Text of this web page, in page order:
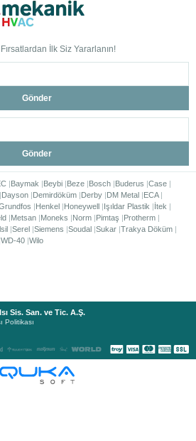
İlk Siz Yararlanın!
Gönder
Gönder
Baymak Beybi Beze Bosch Buderus Case
Dayson Demirdöküm Derby DM Metal ECA
Henkel Honeywell Işıldar Plastik
İtek
Metsan Moneks Norm Pimtaş
Protherm
Serel Siemens Soudal Sukar Trakya Döküm
WD-40 Wilo
Sis. San. ve Tic. A.Ş.
Politikası